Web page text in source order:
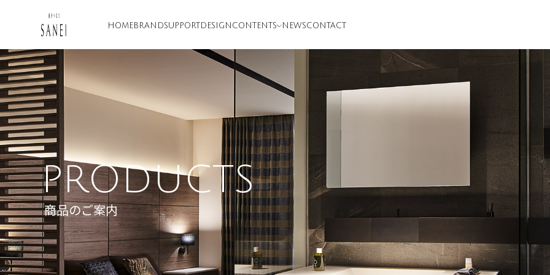
HOME BRANDSUPPORT DESIGN CONTENTS NEWSCONTACT
PRODUCTS
商品のご案内